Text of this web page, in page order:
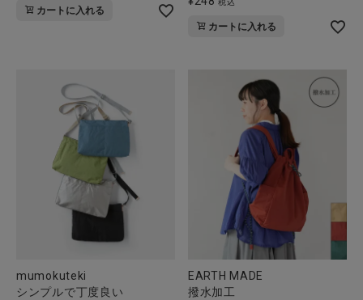
カートに入れる
税込
カートに入れる
mumokuteki
シンプルで丁度良い
EARTH MADE
撥水加工